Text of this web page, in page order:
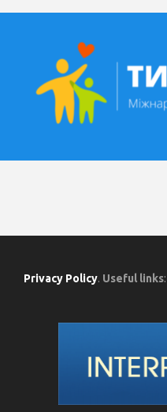
Privacy Policy. Useful links: